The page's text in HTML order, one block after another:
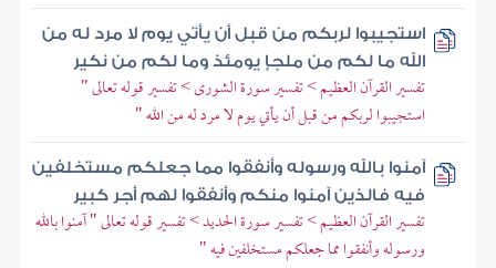
استجيبوا لربكم من قبل أن يأتي يوم لا مرد له من
الله ما لكم من ملجإ يومئذ وما لكم من نكير
تفسير القرآن العظيم > تفسير سورة الشورى > تفسير قوله تعالى "
استجيبوا لربكم من قبل أن يأتي يوم لا مرد له من الله "
آمنوا بالله ورسوله وأنفقوا مما جعلكم مستخلفين
فيه فالذين آمنوا منكم وأنفقوا لهم أجر كبير
تفسير القرآن العظيم > تفسير سورة الحديد > تفسير قوله تعالى " آمنوا بالله
ورسوله وأنفقوا مما جعلكم مستخلفين فيه "